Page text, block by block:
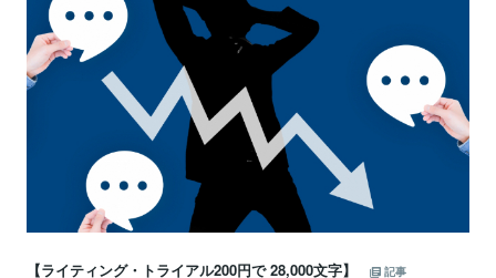
【ライティング・トライアル200円で 28,000文字】
記事